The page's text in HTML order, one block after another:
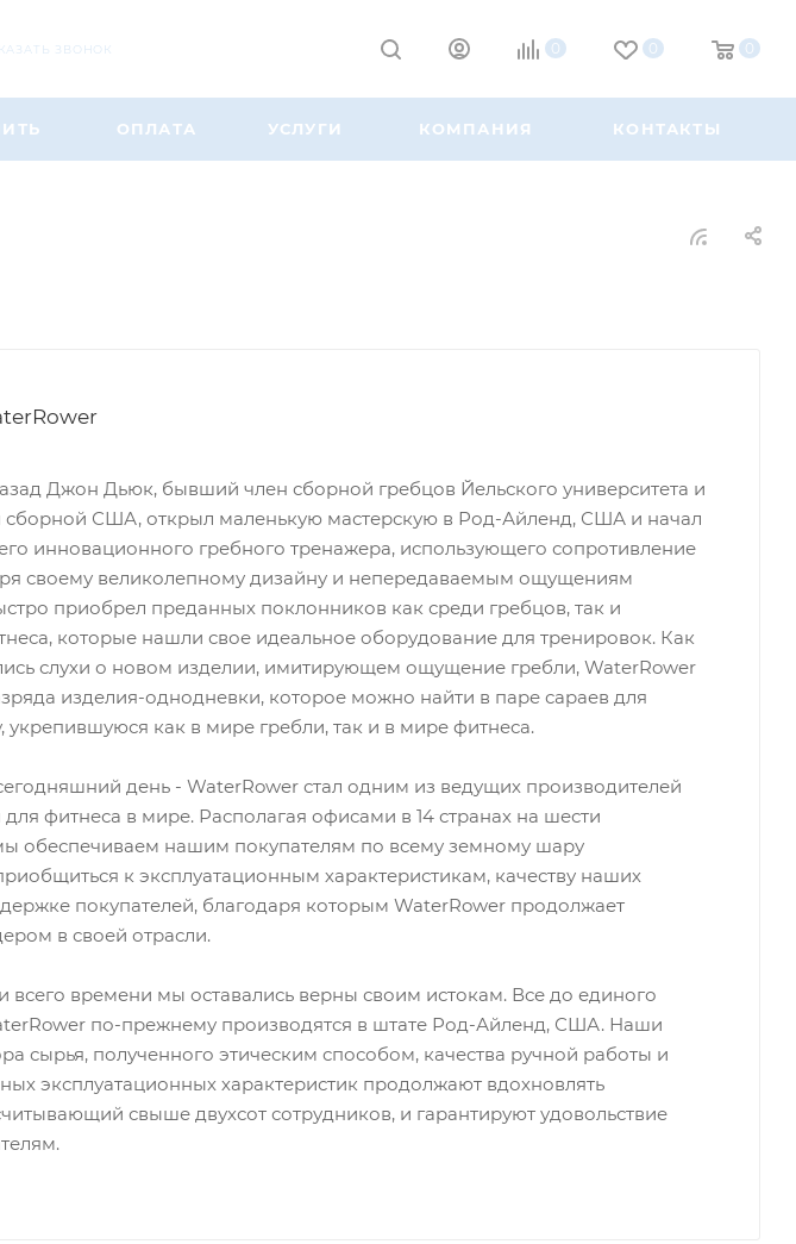
ЗВОНОК 0 0 0
ОПЛАТА УСЛУГИ КОМПАНИЯ КОНТАКТЫ
Джон Дьюк, бывший член сборной гребцов Йельского университета и
сборной США, открыл маленькую мастерскую в Род-Айленд, США и начал
инновационного гребного тренажера, использующего сопротивление
своему великолепному дизайну и непередаваемым ощущениям
приобрел преданных поклонников как среди гребцов, так и
которые нашли свое идеальное оборудование для тренировок. Как
слухи о новом изделии, имитирующем ощущение гребли, WaterRower
изделия-однодневки, которое можно найти в паре сараев для
укрепившуюся как в мире гребли, так и в мире фитнеса.
день - WaterRower стал одним из ведущих производителей
фитнеса в мире. Располагая офисами в 14 странах на шести
обеспечиваем нашим покупателям по всему земному шару
к эксплуатационным характеристикам, качеству наших
покупателей, благодаря которым WaterRower продолжает
в своей отрасли.
всего времени мы оставались верны своим истокам. Все до единого
по-прежнему производятся в штате Род-Айленд, США. Наши
сырья, полученного этическим способом, качества ручной работы и
эксплуатационных характеристик продолжают вдохновлять
свыше двухсот сотрудников, и гарантируют удовольствие